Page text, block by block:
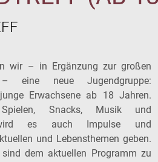
wir – in Ergänzung zur großen
– eine neue Jugendgruppe:
Erwachsene ab 18 Jahren.
Snacks, Musik und
wird es auch Impulse und
und Lebensthemen geben.
sind dem aktuellen Programm zu